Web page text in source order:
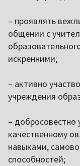
– проявлять
общении с
искренними;
– активно
учреждения
– добросовестно
качественному
навыками,
способностей;